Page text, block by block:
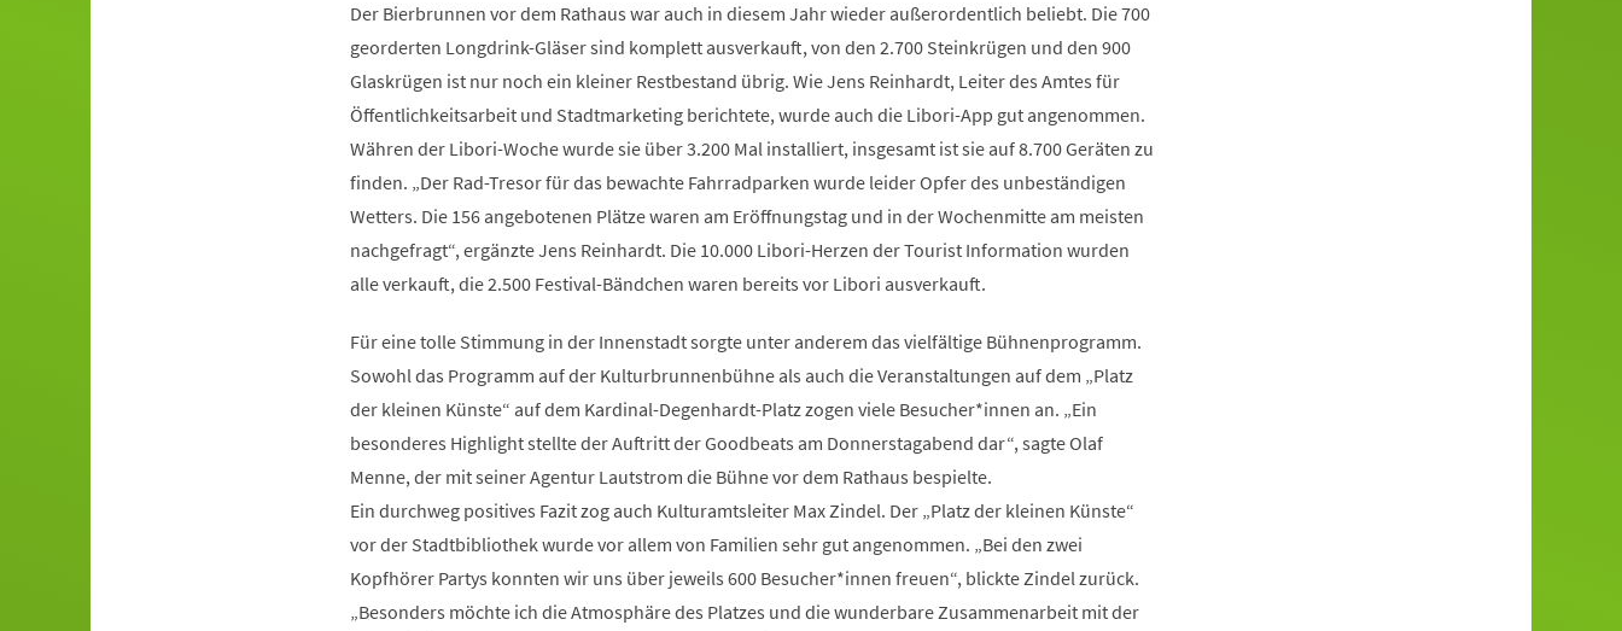
Der Bierbrunnen vor dem Rathaus war auch in diesem Jahr wieder außerordentlich beliebt. Die 700
georderten Longdrink-Gläser sind komplett ausverkauft, von den 2.700 Steinkrügen und den 900
Glaskrügen ist nur noch ein kleiner Restbestand übrig. Wie Jens Reinhardt, Leiter des Amtes für
Öffentlichkeitsarbeit und Stadtmarketing berichtete, wurde auch die Libori-App gut angenommen.
Währen der Libori-Woche wurde sie über 3.200 Mal installiert, insgesamt ist sie auf 8.700 Geräten zu
finden. „Der Rad-Tresor für das bewachte Fahrradparken wurde leider Opfer des unbeständigen
Wetters. Die 156 angebotenen Plätze waren am Eröffnungstag und in der Wochenmitte am meisten
nachgefragt“, ergänzte Jens Reinhardt. Die 10.000 Libori-Herzen der Tourist Information wurden
alle verkauft, die 2.500 Festival-Bändchen waren bereits vor Libori ausverkauft.
Für eine tolle Stimmung in der Innenstadt sorgte unter anderem das vielfältige Bühnenprogramm.
Sowohl das Programm auf der Kulturbrunnenbühne als auch die Veranstaltungen auf dem „Platz
der kleinen Künste“ auf dem Kardinal-Degenhardt-Platz zogen viele Besucher*innen an. „Ein
besonderes Highlight stellte der Auftritt der Goodbeats am Donnerstagabend dar“, sagte Olaf
Menne, der mit seiner Agentur Lautstrom die Bühne vor dem Rathaus bespielte.
Ein durchweg positives Fazit zog auch Kulturamtsleiter Max Zindel. Der „Platz der kleinen Künste“
vor der Stadtbibliothek wurde vor allem von Familien sehr gut angenommen. „Bei den zwei
Kopfhörer Partys konnten wir uns über jeweils 600 Besucher*innen freuen“, blickte Zindel zurück.
„Besonders möchte ich die Atmosphäre des Platzes und die wunderbare Zusammenarbeit mit der